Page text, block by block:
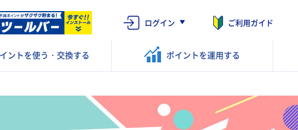
ログイン ご利用ガイド
ントを使う・交換する ポイントを運用する